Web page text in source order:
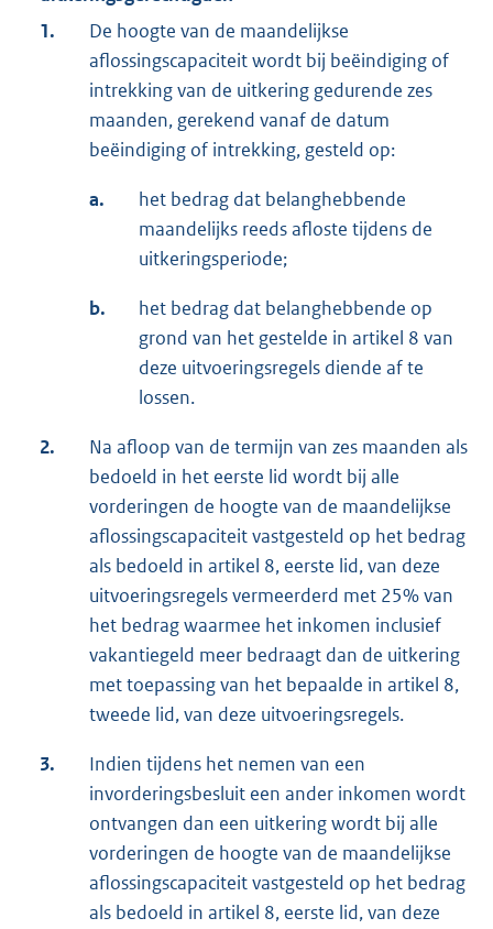
1.
De hoogte van de maandelijkse
aflossingscapaciteit wordt bij beëindiging of
intrekking van de uitkering gedurende zes
maanden, gerekend vanaf de datum
beëindiging of intrekking, gesteld op:
a.
het bedrag dat belanghebbende
maandelijks reeds afloste tijdens de
uitkeringsperiode;
b.
het bedrag dat belanghebbende op
grond van het gestelde in artikel 8 van
deze uitvoeringsregels diende af te
lossen.
2.
Na afloop van de termijn van zes maanden als
bedoeld in het eerste lid wordt bij alle
vorderingen de hoogte van de maandelijkse
aflossingscapaciteit vastgesteld op het bedrag
als bedoeld in artikel 8, eerste lid, van deze
uitvoeringsregels vermeerderd met 25% van
het bedrag waarmee het inkomen inclusief
vakantiegeld meer bedraagt dan de uitkering
met toepassing van het bepaalde in artikel 8,
tweede lid, van deze uitvoeringsregels.
3.
Indien tijdens het nemen van een
invorderingsbesluit een ander inkomen wordt
ontvangen dan een uitkering wordt bij alle
vorderingen de hoogte van de maandelijkse
aflossingscapaciteit vastgesteld op het bedrag
als bedoeld in artikel 8, eerste lid, van deze